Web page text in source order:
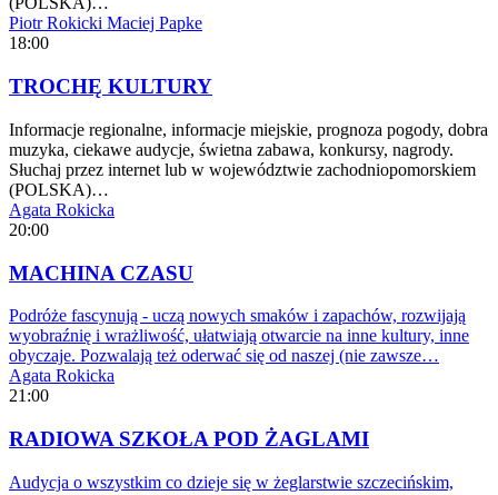
Piotr Rokicki Maciej Papke
18:00
TROCHĘ KULTURY
Informacje regionalne, informacje miejskie, prognoza pogody, dobra
muzyka, ciekawe audycje, świetna zabawa, konkursy, nagrody.
Słuchaj przez internet lub w województwie zachodniopomorskiem
(POLSKA)…
Agata Rokicka
20:00
MACHINA CZASU
Podróże fascynują - uczą nowych smaków i zapachów, rozwijają
wyobraźnię i wrażliwość, ułatwiają otwarcie na inne kultury, inne
obyczaje. Pozwalają też oderwać się od naszej (nie zawsze…
Agata Rokicka
21:00
RADIOWA SZKOŁA POD ŻAGLAMI
Audycja o wszystkim co dzieje się w żeglarstwie szczecińskim,